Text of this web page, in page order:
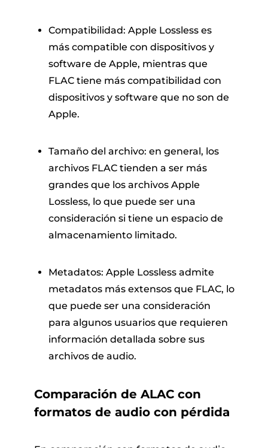
Compatibilidad: Apple Lossless es
más compatible con dispositivos y
software de Apple, mientras que
FLAC tiene más compatibilidad con
dispositivos y software que no son de
Apple.
Tamaño del archivo: en general, los
archivos FLAC tienden a ser más
grandes que los archivos Apple
Lossless, lo que puede ser una
consideración si tiene un espacio de
almacenamiento limitado.
Metadatos: Apple Lossless admite
metadatos más extensos que FLAC, lo
que puede ser una consideración
para algunos usuarios que requieren
información detallada sobre sus
archivos de audio.
Comparación de ALAC con
formatos de audio con pérdida